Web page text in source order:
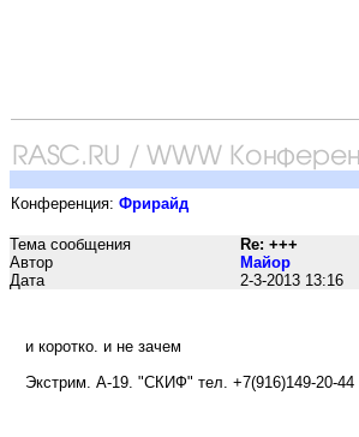
Конференция: Фрирайд
Тема сообщения
Re: +++
Автор
Maйop
Дата
2-3-2013 13:16
и коротко. и не зачем
Экстрим. А-19. "СКИФ" тел. +7(916)149-20-44